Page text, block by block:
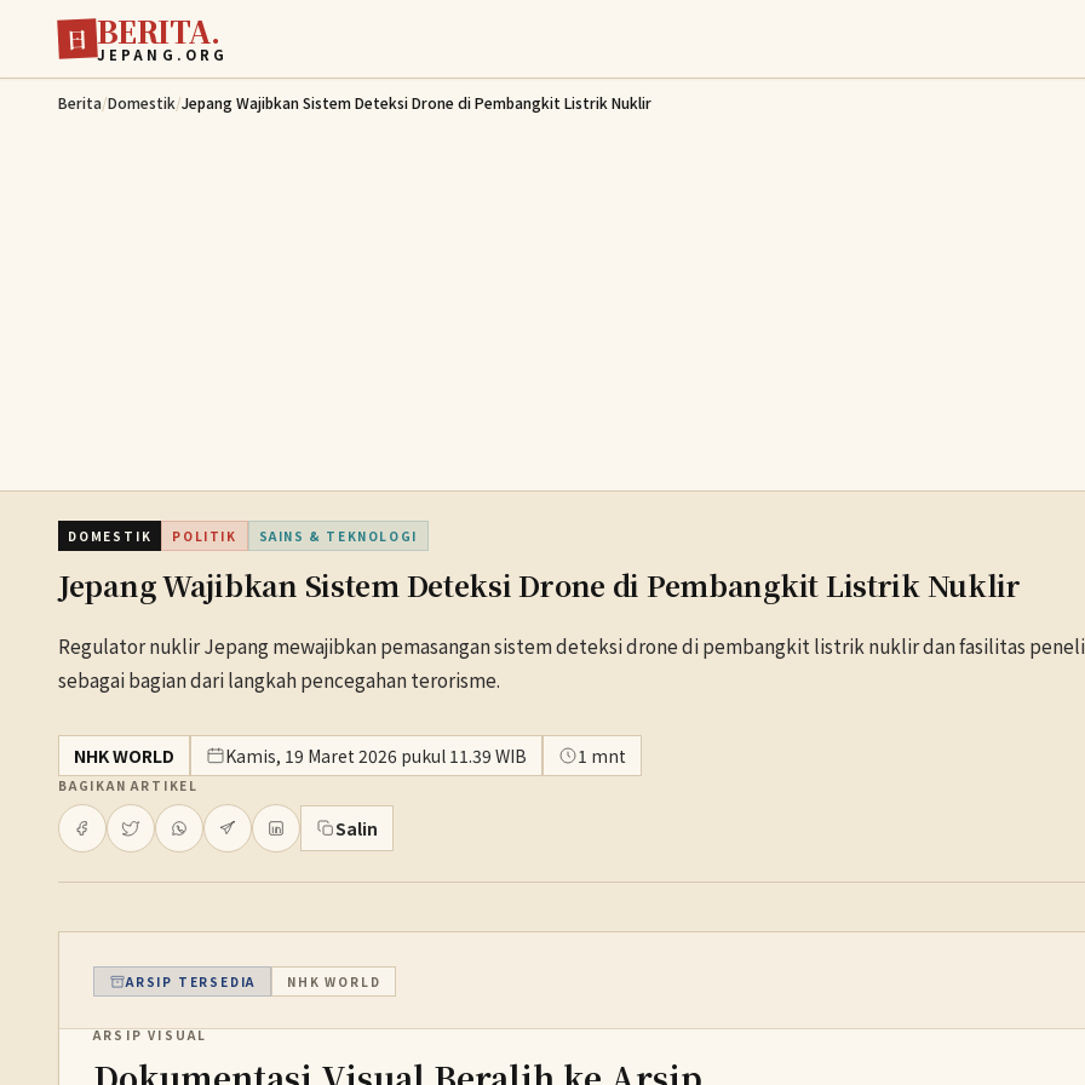
Lewati ke konten utama
日 BERITA.
JEPANG.ORG
Berita/Domestik/Jepang Wajibkan Sistem Deteksi Drone di Pembangkit Listrik Nuklir
DOMESTIK POLITIK SAINS & TEKNOLOGI
Jepang Wajibkan Sistem Deteksi Drone di Pembangkit Listrik Nuklir
Regulator nuklir Jepang mewajibkan pemasangan sistem deteksi drone di pembangkit listrik nuklir dan fasilitas
sebagai bagian dari langkah pencegahan terorisme.
NHK WORLD Kamis, 19 Maret 2026 pukul 11.39 WIB 1 mnt
BAGIKAN ARTIKEL
Salin
ARSIP TERSEDIA NHK WORLD
ARSIP VISUAL